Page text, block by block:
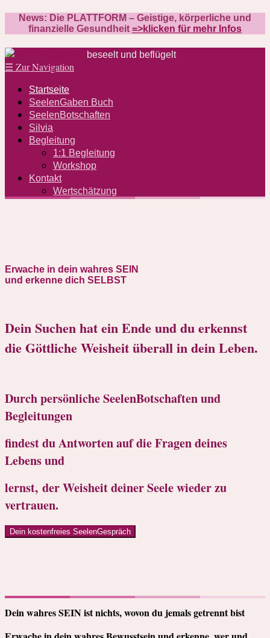
News: Die PLATTFORM – Geistige, körperliche und
finanzielle Gesundheit =>klicken für mehr Infos
beseelt und beflügelt
☰ Zur Navigation
Startseite
SeelenGaben Buch
SeelenBotschaften
Silvia
Begleitung
1:1 Begleitung
Workshop
Kontakt
Wertschätzung
Erwache in dein wahres SEIN
und erkenne dich SELBST
Dein Suchen hat ein Ende und du erkennst
die Göttliche Weisheit überall in dein Leben.
Durch persönliche SeelenBotschaften und
Begleitungen
findestdu Antworten aufdie Fragen deines
Lebens und
lernst, der Weisheitdeiner Seele wieder zu
vertrauen.
Dein kostenfreies SeelenGespräch
Dein wahres SEIN ist nichts, wovon du jemals getrennt bist